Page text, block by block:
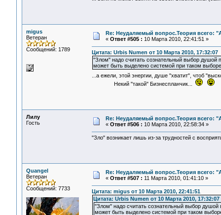
migus
Ветеран
Сообщений: 1789
Re: Неудаляемый вопрос.Теория всего:
« Ответ #505 : 10 Марта 2010, 22:41:51 »
Цитата: Urbis Numen от 10 Марта 2010, 17:32:07
"Злом" надо считать сознательный выбор душой
может быть выделено системой при таком
...а ежели, этой энергии, душе "хватит", чтоб
Некий "такой" Бизнеспланчик...
Лилу
Гость
Re: Неудаляемый вопрос.Теория всего:
« Ответ #506 : 10 Марта 2010, 22:58:34 »
"Зло" возникает лишь из-за трудностей с
Quangel
Ветеран
Сообщений: 7733
Re: Неудаляемый вопрос.Теория всего:
« Ответ #507 : 11 Марта 2010, 01:41:10 »
Цитата: migus от 10 Марта 2010, 22:41:51
Цитата: Urbis Numen от 10 Марта 2010, 17:32:07
"Злом" надо считать сознательный выбор душой
может быть выделено системой при таком